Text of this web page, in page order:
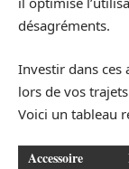
désagréments.
Investir dans ces
lors de vos
Voici un tableau
Accessoire